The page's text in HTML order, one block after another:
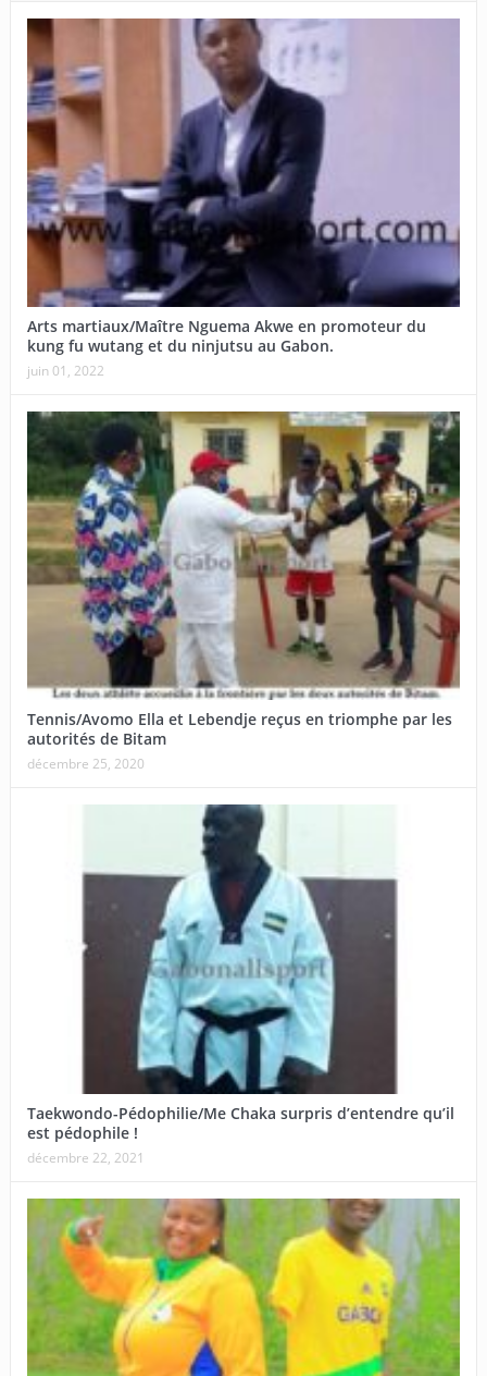
Arts martiaux/Maître Nguema Akwe en promoteur du
kung fu wutang et du ninjutsu au Gabon.
juin 01, 2022
Tennis/Avomo Ella et Lebendje reçus en triomphe par les
autorités de Bitam
décembre 25, 2020
Taekwondo-Pédophilie/Me Chaka surpris d’entendre qu’il
est pédophile !
décembre 22, 2021